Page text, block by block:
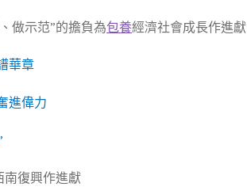
做示范”的擔負為包養經濟社會成長作進獻
華章
進偉力
南復興作進獻